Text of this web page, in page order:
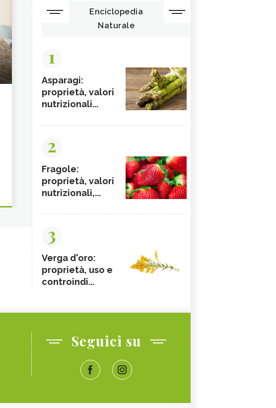
Enciclopedia
Naturale
1
Asparagi:
proprietà, valori
nutrizionali...
2
Fragole:
proprietà, valori
nutrizionali,...
3
Verga d'oro:
proprietà, uso e
controindi...
Seguici su